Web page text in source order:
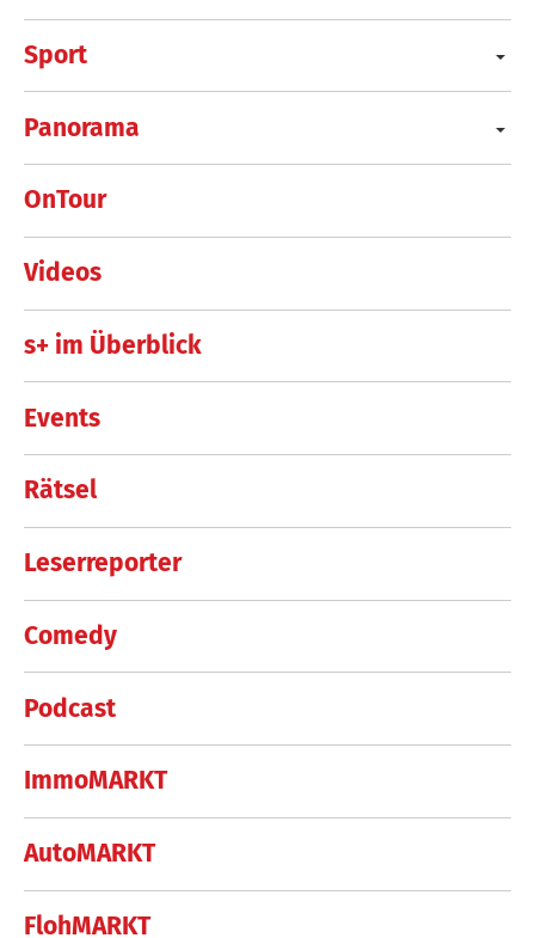
Sport
Panorama
OnTour
Videos
s+ im Überblick
Events
Rätsel
Leserreporter
Comedy
Podcast
ImmoMARKT
AutoMARKT
FlohMARKT